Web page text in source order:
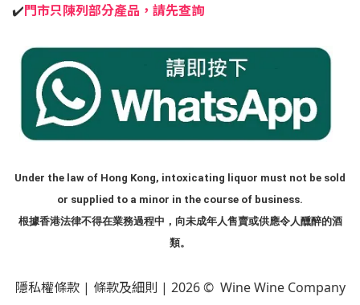
✔️門市只陳列部分產品，請先查詢
Under the law of Hong Kong, intoxicating liquor must not be sold
or supplied to a minor in the course of business.
根據香港法律不得在業務過程中，向未成年人售賣或供應令人醺醉的酒
類。
隱私權條款 | 條款及細則 | 2026 © Wine Wine Company